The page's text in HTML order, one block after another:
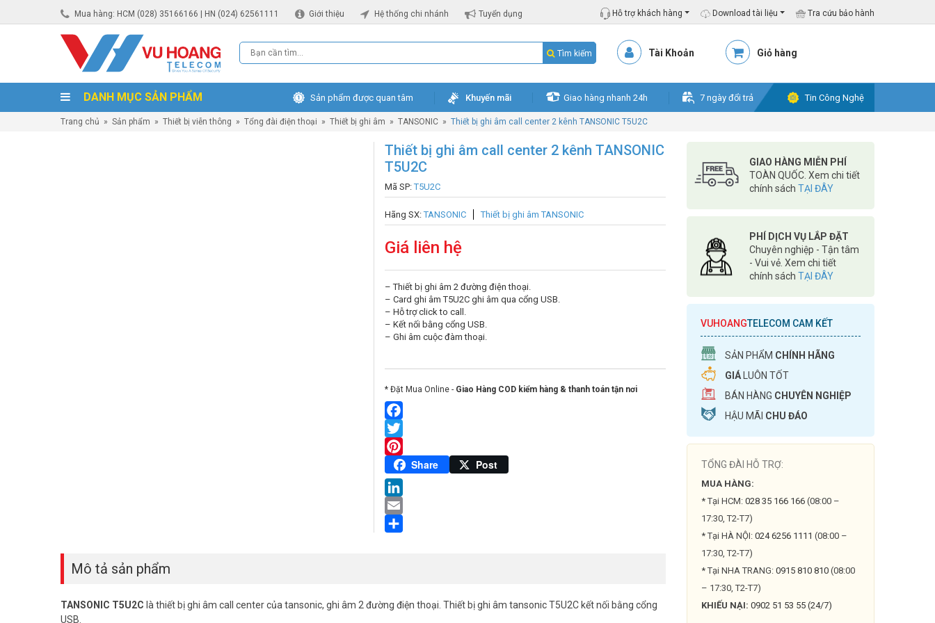
Mua hàng: HCM (028) 35166166 | HN (024) 62561111 Giới thiệu Hệ thống chi nhánh Tuyển dụng Hỗ trợ khách hàng Download tài liệu Tra cứu bảo hành
Tìm kiếm Tài Khoản Giỏ hàng
DANH MỤC SẢN PHẨM Sản phẩm được quan tâm Khuyến mãi Giao hàng nhanh 24h 7 ngày đổi trả Tin Công Nghệ
Trang chủ » Sản phẩm » Thiết bị viễn thông » Tổng đài điện thoại » Thiết bị ghi âm » TANSONIC » Thiết bị ghi âm call center 2 kênh TANSONIC T5U2C
Thiết bị ghi âm call center 2 kênh TANSONIC
T5U2C
Mã SP:T5U2C
Hãng SX:TANSONIC Thiết bị ghi âm TANSONIC
Giá liên hệ
– Thiết bị ghi âm 2 đường điện thoại.
– Card ghi âm T5U2C ghi âm qua cổng USB.
– Hỗ trợ click to call.
– Kết nối bằng cổng USB.
– Ghi âm cuộc đàm thoại.
* Đặt Mua Online - Giao Hàng COD kiểm hàng & thanh toán tận nơi
Facebook
Twitter
Pinterest
Share Post
LinkedIn
Email
Mô tả sản phẩm
TANSONIC T5U2C là thiết bị ghi âm call center của tansonic, ghi âm 2 đường điện thoại. Thiết bị ghi âm tansonic T5U2C kết nối bằng cổng
USB.
GIAO HÀNG MIỄN PHÍ
TOÀN QUỐC. Xem chi tiết
chính sách TẠI ĐÂY
PHÍ DỊCH VỤ LẮP ĐẶT
Chuyên nghiệp - Tận tâm
- Vui vẻ. Xem chi tiết
chính sách TẠI ĐÂY
VUHOANGTELECOM CAM KẾT
SẢN PHẨM CHÍNH HÃNG
GIÁ LUÔN TỐT
BÁN HÀNG CHUYÊN NGHIỆP
HẬU MÃI CHU ĐÁO
TỔNG ĐÀI HỖ TRỢ:
MUA HÀNG:
* Tại HCM: 028 35 166 166 (08:00 –
17:30, T2-T7)
* Tại HÀ NỘI: 024 6256 1111 (08:00 –
17:30, T2-T7)
* Tại NHA TRANG: 0915 810 810 (08:00
– 17:30, T2-T7)
KHIẾU NẠI: 0902 51 53 55 (24/7)